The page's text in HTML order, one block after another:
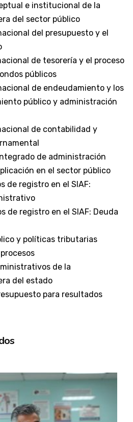
e institucional de la
del sector público
del presupuesto y el
de tesorería y el proceso
públicos
de endeudamiento y los
público y administración
de contabilidad y
de administración
en el sector público
de registro en el SIAF:
de registro en el SIAF: Deuda
y políticas tributarias
de la
del estado
para resultados